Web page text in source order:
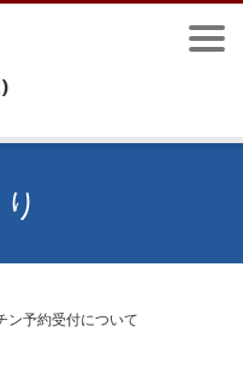
ン予約受付について